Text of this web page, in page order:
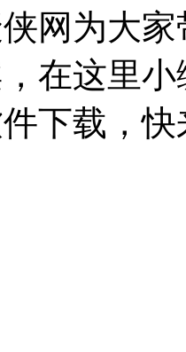
网为大
在这里
下载，